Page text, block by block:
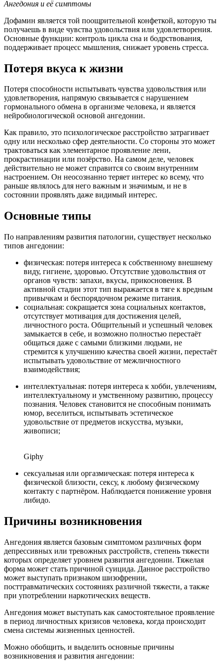
Ангедония и её симптомы
Дофамин является той поощрительной конфеткой, которую ты
получаешь в виде чувства удовольствия или удовлетворения.
Основные функции: контроль цикла сна и бодрствования,
поддерживает процесс мышления, снижает уровень стресса.
Потеря вкуса к жизни
Потеря способности испытывать чувства удовольствия или
удовлетворения, напрямую связывается с нарушением
гормонального обмена в организме человека, и является
нейробиологической основой ангедонии.
Как правило, это психологическое расстройство затрагивает
одну или несколько сфер деятельности. Со стороны это может
трактоваться как элементарное проявление лени,
прокрастинации или позёрство. На самом деле, человек
действительно не может справится со своим внутренним
настроением. Он неосознанно теряет интерес ко всему, что
раньше являлось для него важным и значимым, и не в
состоянии проявлять даже видимый интерес.
Основные типы
По направлениям развития патологии, существует несколько
типов ангедонии:
физическая: потеря интереса к собственному внешнему
виду, гигиене, здоровью. Отсутствие удовольствия от
органов чувств: запахи, вкусы, прикосновения. В
активной стадии этот тип выражается в тяге к вредным
привычкам и беспорядочном режиме питания.
социальная: сокращается зона социальных контактов,
отсутствует мотивация для достижения целей,
личностного роста. Общительный и успешный человек
замыкается в себе, и возможно полностью перестаёт
общаться даже с самыми близкими людьми, не
стремится к улучшению качества своей жизни, перестаёт
испытывать удовольствие от межличностного
взаимодействия;
интеллектуальная: потеря интереса к хобби, увлечениям,
интеллектуальному и умственному развитию, процессу
познания. Человек становится не способным понимать
юмор, веселиться, испытывать эстетическое
удовольствие от предметов искусства, музыки,
живописи;
Giphy
сексуальная или оргазмическая: потеря интереса к
физической близости, сексу, к любому физическому
контакту с партнёром. Наблюдается понижение уровня
либидо.
Причины возникновения
Ангедония является базовым симптомом различных форм
депрессивных или тревожных расстройств, степень тяжести
которых определяет уровнем развития ангедонии. Тяжелая
форма может стать причиной суицида. Данное расстройство
может выступать признаком шизофрении,
посттравматических состояниях различной тяжести, а также
при употреблении наркотических веществ.
Ангедония может выступать как самостоятельное проявление
в период личностных кризисов человека, когда происходит
смена системы жизненных ценностей.
Можно обобщить, и выделить основные причины
возникновения и развития ангедонии: